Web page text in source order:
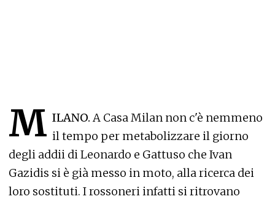
M ILANO. A Casa Milan non c'è nemmeno
il tempo per metabolizzare il giorno
degli addii di Leonardo e Gattuso che Ivan
Gazidis si è già messo in moto, alla ricerca dei
loro sostituti. I rossoneri infatti si ritrovano